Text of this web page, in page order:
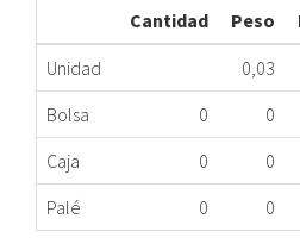
Cantidad Peso
Unidad
0,03
Bolsa
0 0
Caja
0 0
Palé
0 0